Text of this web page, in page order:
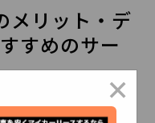
メリット・デ
すめのサー
×